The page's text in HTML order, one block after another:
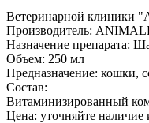
Ветеринарной клиники
Производитель:
Назначение препарата:
Объем: 250 мл
Предназначение: кошки,
Состав:
Витаминизированный
Цена: уточняйте наличие